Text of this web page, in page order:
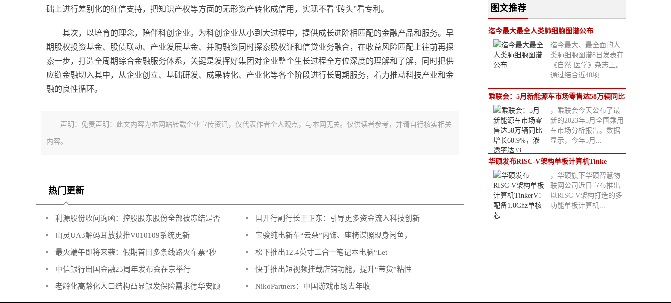
础上进行差别化的征信支持，把知识产权等方面的无形资产转化成信用，实现不看“砖头”看专利。
其次，以培育的理念，陪伴科创企业。为科创企业从小到大过程中，提供成长进阶相匹配的金融产品和服务。早
期股权投资基金、股债联动、产业发展基金、并购融资同时探索股权证和信贷业务融合，在收益风险匹配上往前再探
索一步，打造全周期综合金融服务体系，关键是发挥好集团对企业整个生长过程全方位深度的理解和了解，同时把供
应链金融切入其中，从企业创立、基础研发、成果转化、产业化等各个阶段进行长周期服务，着力推动科技产业和金
融的良性循环。
声明：免责声明：此文内容为本网站转载企业宣传资讯，仅代表作者个人观点，与本网无关。仅供读者参考，并请自行核实相关
内容。
热门更新
利源股份收问询函：控股股东股份全部被冻结是否 国开行副行长王卫东：引导更多资金流入科技创新
山灵UA3解码耳放获推V010109系统更新 宝骏纯电新车“云朵”内饰、座椅谍照现身闲鱼，
最火端午即将来袭：假期首日多条线路火车票“秒 松下推出12.4英寸二合一笔记本电脑“Let
中信银行出国金融25周年发布会在京举行 快手推出短视频挂载店铺功能，提升“带货”粘性
老龄化高龄化人口结构凸显银发保险需求德华安顾 NikoPartners：中国游戏市场去年收
图文推荐
迄今最大最全人类肺细胞图谱公布
迄今最大、最全面的人
类肺细胞图谱8日发表在
《自然·医学》杂志上。
通过结合近40项...
乘联会：5月新能源车市场零售达58万辆同比
增
，乘联会今天公布了最
新的2023年5月全国乘用
车市场分析报告。数据
显示，今年5月...
华硕发布RISC-V架构单板计算机Tinke
，华硕旗下华硕智慧物
联网公司近日宣布推出
以RISC-V架构打造的多
功能单板计算机...